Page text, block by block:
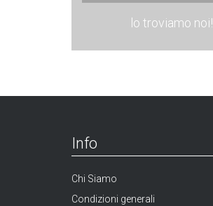
lo troviamo noi!
Info
Chi Siamo
Condizioni generali